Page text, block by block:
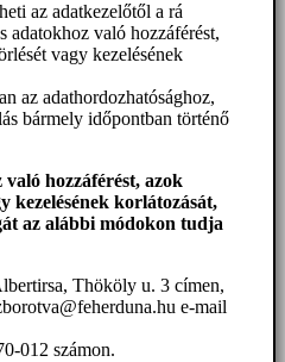
az adatkezelőtől a rá
adatokhoz való hozzáférést,
vagy kezelésének
az adathordozhatósághoz,
bármely időpontban történő
való hozzáférést, azok
kezelésének korlátozását,
az alábbi módokon tudja
Thököly u. 3 címen,
e-mail
012 számon.